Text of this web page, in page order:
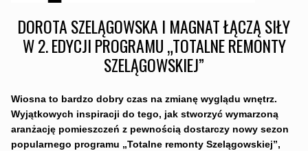
DOROTA SZELĄGOWSKA I MAGNAT ŁĄCZĄ SIŁY
W 2. EDYCJI PROGRAMU „TOTALNE REMONTY
SZELĄGOWSKIEJ”
Wiosna to bardzo dobry czas na zmianę wyglądu wnętrz.
Wyjątkowych inspiracji do tego, jak stworzyć wymarzoną
aranżację pomieszczeń z pewnością dostarczy nowy sezon
popularnego programu „Totalne remonty Szelągowskiej”,